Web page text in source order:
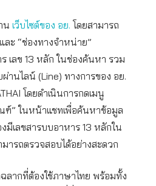
น เว็บไซต์ของ อย. โดยสามารถ
ะ “ช่องทางจำหน่าย”
เลข 13 หลัก ในช่องค้นหา รวม
ผ่านไลน์ (Line) ทางการของ อย.
โดยดำเนินการกดเมนู
ฑ์” ในหน้าแชทเพื่อค้นหาข้อมูล
เลขสารบบอาหาร 13 หลักใน
ารถตรวจสอบได้อย่างสะดวก
ลากที่ต้องใช้ภาษาไทย พร้อมทั้ง